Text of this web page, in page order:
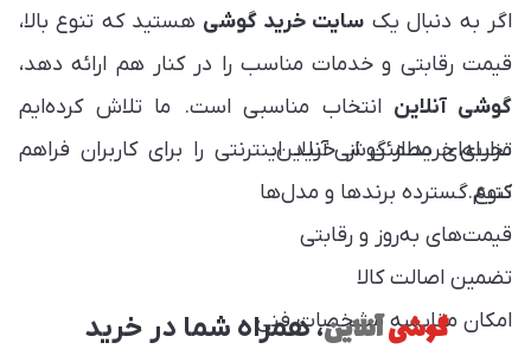
اگر به دنبال یک سایت خرید گوشی هستید که تنوع بالا،
قیمت رقابتی و خدمات مناسب را در کنار هم ارائه دهد،
گوشی آنلاین انتخاب مناسبی است. ما تلاش کرده‌ایم
تجربه‌ای مطمئن از خرید اینترنتی را برای کاربران فراهم
کنیم.
مزایای خرید از گوشی آنلاین:
تنوع گسترده برندها و مدل‌ها
قیمت‌های به‌روز و رقابتی
تضمین اصالت کالا
امکان مقایسه مشخصات فنی
گوشیآنلاین، همراه شما در خرید